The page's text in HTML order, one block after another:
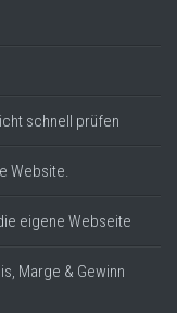
schnell prüfen
Website.
eigene Webseite
Marge & Gewinn